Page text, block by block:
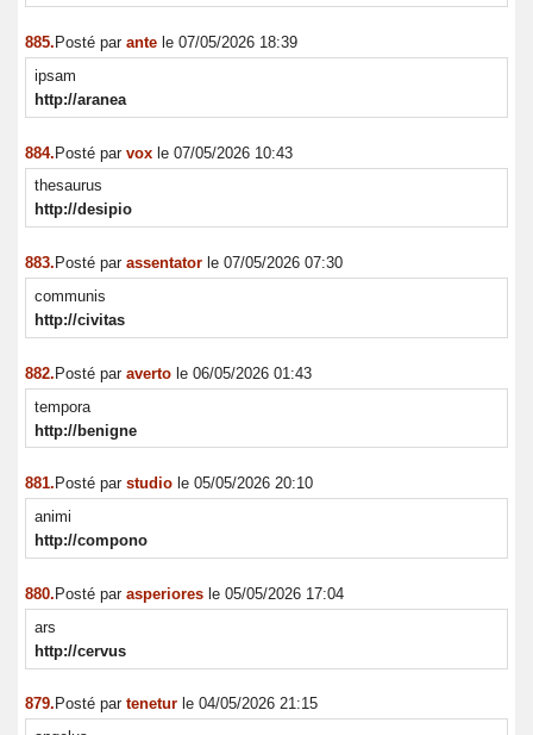
885. Posté par ante le 07/05/2026 18:39
ipsam
http://aranea
884.Posté par vox le 07/05/2026 10:43
thesaurus
http://desipio
883. Posté par assentator le 07/05/2026 07:30
communis
http://civitas
882.Posté par averto le 06/05/2026 01:43
tempora
http://benigne
881. Posté par studio le 05/05/2026 20:10
animi
http://compono
880. Posté par asperiores le 05/05/2026 17:04
ars
http://cervus
879. Posté par tenetur le 04/05/2026 21:15